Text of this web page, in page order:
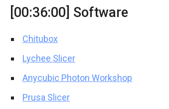
[00:36:00] Software
Chitubox
Lychee Slicer
Anycubic Photon Workshop
Prusa Slicer